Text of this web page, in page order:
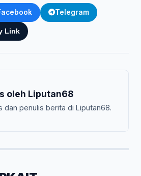
Telegram
Link
oleh Liputan68
dan penulis berita di Liputan68.